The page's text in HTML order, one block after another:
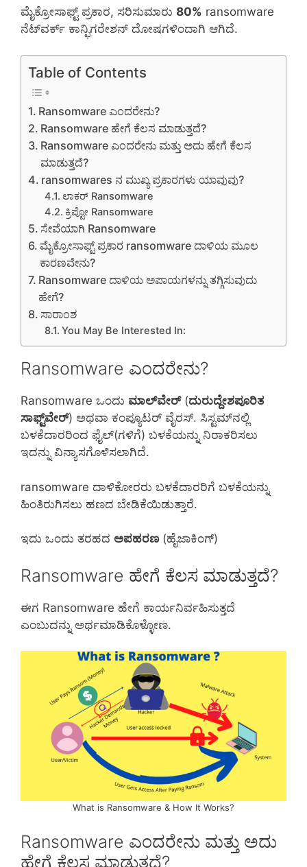
ಮೈಕ್ರೋಸಾಫ್ಟ್ ಪ್ರಕಾರ, ಸರಿಸುಮಾರು 80% ransomware
ನೆಟ್‌ವರ್ಕ್ ಕಾನ್ಫಿಗರೇಶನ್ ದೋಷಗಳಿಂದಾಗಿ ಆಗಿದೆ.
Table of Contents
Ransomware ಎಂದರೇನು?
Ransomware ಹೇಗೆ ಕೆಲಸ ಮಾಡುತ್ತದೆ?
Ransomware ಎಂದರೇನು ಮತ್ತು ಅದು ಹೇಗೆ ಕೆಲಸ
ಮಾಡುತ್ತದೆ?
ransomwares ನ ಮುಖ್ಯ ಪ್ರಕಾರಗಳು ಯಾವುವು?
ಲಾಕರ್ Ransomware
ಕ್ರಿಪ್ಟೋ Ransomware
ಸೇವೆಯಾಗಿ Ransomware
ಮೈಕ್ರೋಸಾಫ್ಟ್ ಪ್ರಕಾರ ransomware ದಾಳಿಯ ಮೂಲ
ಕಾರಣವೇನು?
Ransomware ದಾಳಿಯ ಅಪಾಯಗಳನ್ನು ತಗ್ಗಿಸುವುದು
ಹೇಗೆ?
ಸಾರಾಂಶ
You May Be Interested In:
Ransomware ಎಂದರೇನು?
Ransomware ಒಂದು ಮಾಲ್‌ವೇರ್(ದುರುದ್ದೇಶಪೂರಿತ
ಸಾಫ್ಟ್‌ವೇರ್) ಅಥವಾ ಕಂಪ್ಯೂಟರ್ ವೈರಸ್. ಸಿಸ್ಟಮ್‌ನಲ್ಲಿ
ಬಳಕೆದಾರರಿಂದ ಫೈಲ್(ಗಳಿಗೆ) ಬಳಕೆಯನ್ನು ನಿರಾಕರಿಸಲು
ಇದನ್ನು ವಿನ್ಯಾಸಗೊಳಿಸಲಾಗಿದೆ.
ransomware ದಾಳಿಕೋರರು ಬಳಕೆದಾರರಿಗೆ ಬಳಕೆಯನ್ನು
ಹಿಂತಿರುಗಿಸಲು ಹಣದ ಬೇಡಿಕೆಯಿಡುತ್ತಾರೆ.
ಇದು ಒಂದು ತರಹದ ಅಪಹರಣ(ಹೈಜಾಕಿಂಗ್)
Ransomware ಹೇಗೆ ಕೆಲಸ ಮಾಡುತ್ತದೆ?
ಈಗ Ransomware ಹೇಗೆ ಕಾರ್ಯನಿರ್ವಹಿಸುತ್ತದೆ
ಎಂಬುದನ್ನು ಅರ್ಥಮಾಡಿಕೊಳ್ಳೋಣ.
What is Ransomware & How It Works?
Ransomware ಎಂದರೇನು ಮತ್ತು ಅದು
ಹೇಗೆ ಕೆಲಸ ಮಾಡುತ್ತದೆ?